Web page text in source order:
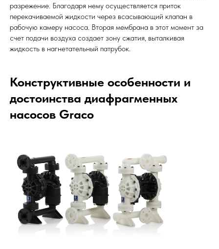
разрежение. Благодаря нему осуществляется приток
перекачиваемой жидкости через всасывающий клапан в
рабочую камеру насоса. Вторая мембрана в этот момент за
счет подачи воздуха создает зону сжатия, выталкивая
жидкость в нагнетательный патрубок.
Конструктивные особенности и
достоинства диафрагменных
насосов Graco